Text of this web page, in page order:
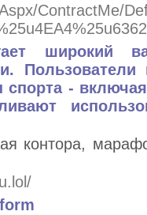
ContractMe/
широкий
-
контора,